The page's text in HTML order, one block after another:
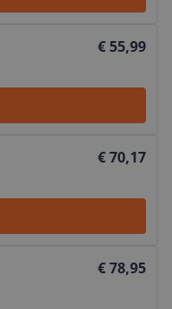
€ 55,99
€ 70,17
€ 78,95